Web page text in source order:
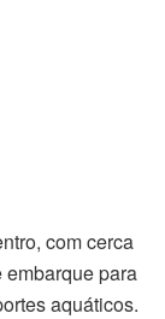
com cerca
embarque para
aquáticos.